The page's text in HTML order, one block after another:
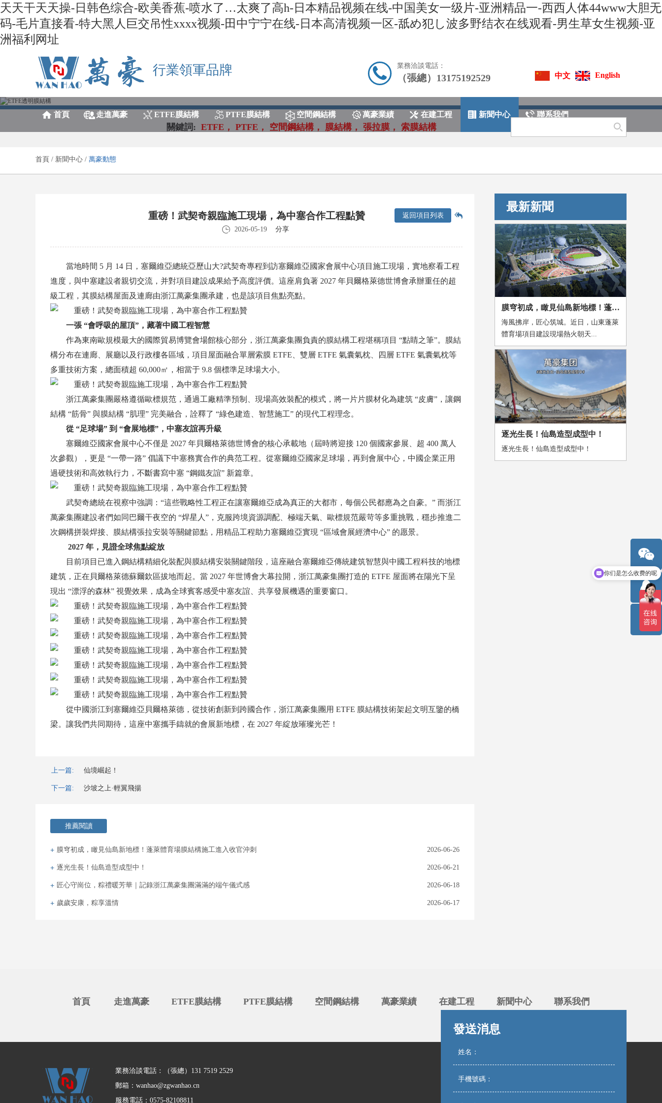
天天干天天操-日韩色综合-欧美香蕉-喷水了…太爽了高h-日本精品视频在线-中国美女一级片-亚洲精品一-西西人体44www大胆无
码-毛片直接看-特大黑人巨交吊性xxxx视频-田中宁宁在线-日本高清视频一区-舐め犯し波多野结衣在线观看-男生草女生视频-亚
洲福利网址
行業領軍品牌 中文 English
業務洽談電話：
（張總）13175192529
首頁 走進萬豪 ETFE膜結構 PTFE膜結構 空間鋼結構 萬豪業績 在建工程 新聞中心 聯系我們
關鍵詞: ETFE ， PTFE ， 空間鋼結構 ， 膜結構 ， 張拉膜 ， 索膜結構
首頁 / 新聞中心 / 萬豪動態
重磅！武契奇親臨施工現場，為中塞合作工程點贊
返回項目列表
2026-05-19
分享
當地時間 5 月 14 日，塞爾維亞總統亞歷山大?武契奇專程到訪塞爾維亞國家會展中心項目施工現場，實地察看工程
進度，與中塞建設者親切交流，并對項目建設成果給予高度評價。這座肩負著 2027 年貝爾格萊德世博會承辦重任的超
級工程，其膜結構屋面及連廊由浙江萬豪集團承建，也是該項目焦點亮點。
一張 “會呼吸的屋頂”，藏著中國工程智慧
作為東南歐規模最大的國際貿易博覽會場館核心部分，浙江萬豪集團負責的膜結構工程堪稱項目 “點睛之筆”。膜結
構分布在連廊、展廳以及行政樓各區域，項目屋面融合單層索膜 ETFE、雙層 ETFE 氣囊氣枕、四層 ETFE 氣囊氣枕等
多重技術方案，總面積超 60,000㎡，相當于 9.8 個標準足球場大小。
浙江萬豪集團嚴格遵循歐標規范，通過工廠精準預制、現場高效裝配的模式，將一片片膜材化為建筑 “皮膚”，讓鋼
結構 “筋骨” 與膜結構 “肌理” 完美融合，詮釋了 “綠色建造、智慧施工” 的現代工程理念。
從 “足球場” 到 “會展地標”，中塞友誼再升級
塞爾維亞國家會展中心不僅是 2027 年貝爾格萊德世博會的核心承載地（屆時將迎接 120 個國家參展、超 400 萬人
次參觀），更是 “一帶一路” 倡議下中塞務實合作的典范工程。從塞爾維亞國家足球場，再到會展中心，中國企業正用
過硬技術和高效執行力，不斷書寫中塞 “鋼鐵友誼” 新篇章。
武契奇總統在視察中強調：“這些戰略性工程正在讓塞爾維亞成為真正的大都市，每個公民都應為之自豪。” 而浙江
萬豪集團建設者們如同巴爾干夜空的 “焊星人”，克服跨境資源調配、極端天氣、歐標規范嚴苛等多重挑戰，穩步推進二
次鋼構拼裝焊接、膜結構張拉安裝等關鍵節點，用精品工程助力塞爾維亞實現 “區域會展經濟中心” 的愿景。
2027 年，見證全球焦點綻放
目前項目已進入鋼結構精細化裝配與膜結構安裝關鍵階段，這座融合塞爾維亞傳統建筑智慧與中國工程科技的地標
建筑，正在貝爾格萊德蘇爾欽區拔地而起。當 2027 年世博會大幕拉開，浙江萬豪集團打造的 ETFE 屋面將在陽光下呈
現出 “漂浮的森林” 視覺效果，成為全球賓客感受中塞友誼、共享發展機遇的重要窗口。
從中國浙江到塞爾維亞貝爾格萊德，從技術創新到跨國合作，浙江萬豪集團用 ETFE 膜結構技術架起文明互鑒的橋
梁。讓我們共同期待，這座中塞攜手鑄就的會展新地標，在 2027 年綻放璀璨光芒！
上一篇: 仙境崛起！
下一篇: 沙坡之上·輕翼飛揚
推薦閱讀
膜穹初成，瞰見仙島新地標！蓬萊體育場膜結構施工進入收官沖刺 2026-06-26
逐光生長！仙島造型成型中！ 2026-06-21
匠心守崗位，粽禮暖芳華｜記錄浙江萬豪集團滿滿的端午儀式感 2026-06-18
歲歲安康，粽享溫情 2026-06-17
最新新聞
膜穹初成，瞰見仙島新地標！蓬萊體育場膜結構施工進入收官沖刺
海風拂岸，匠心筑城。近日，山東蓬萊
體育場項目建設現場熱火朝天...
逐光生長！仙島造型成型中！
逐光生長！仙島造型成型中！
首頁 走進萬豪 ETFE膜結構 PTFE膜結構 空間鋼結構 萬豪業績 在建工程 新聞中心 聯系我們
業務洽談電話：（張總）131 7519 2529
郵箱： wanhao@zgwanhao.cn
服務電話：0575-82108811
發送消息
你们是怎么收费的呢
现在有优惠活动吗